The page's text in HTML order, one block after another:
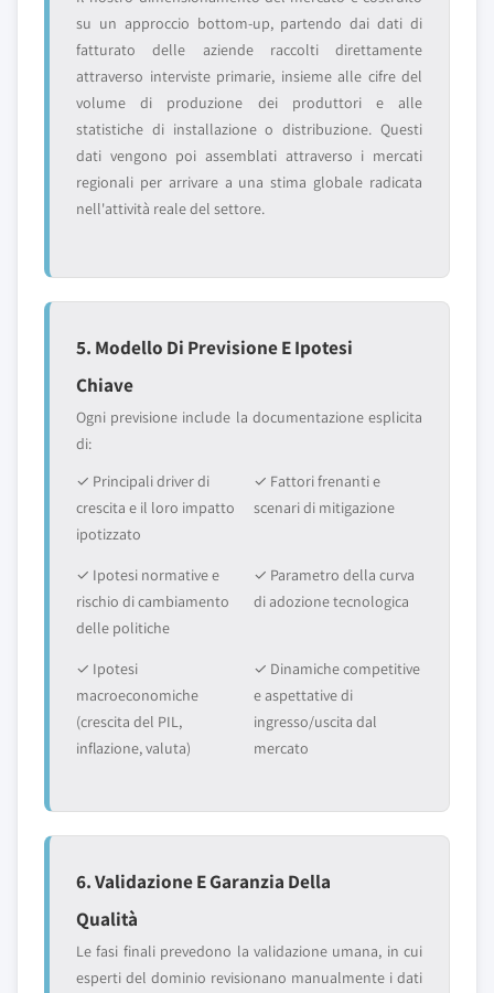
su un approccio bottom-up, partendo dai dati di
fatturato delle aziende raccolti direttamente
attraverso interviste primarie, insieme alle cifre del
volume di produzione dei produttori e alle
statistiche di installazione o distribuzione. Questi
dati vengono poi assemblati attraverso i mercati
regionali per arrivare a una stima globale radicata
nell'attività reale del settore.
5. Modello Di Previsione E Ipotesi
Chiave
Ogni previsione include la documentazione esplicita
di:
✓ Principali driver di
crescita e il loro impatto
ipotizzato
✓ Fattori frenanti e
scenari di mitigazione
✓ Ipotesi normative e
rischio di cambiamento
delle politiche
✓ Parametro della curva
di adozione tecnologica
✓ Ipotesi
macroeconomiche
(crescita del PIL,
inflazione, valuta)
✓ Dinamiche competitive
e aspettative di
ingresso/uscita dal
mercato
6. Validazione E Garanzia Della
Qualità
Le fasi finali prevedono la validazione umana, in cui
esperti del dominio revisionano manualmente i dati